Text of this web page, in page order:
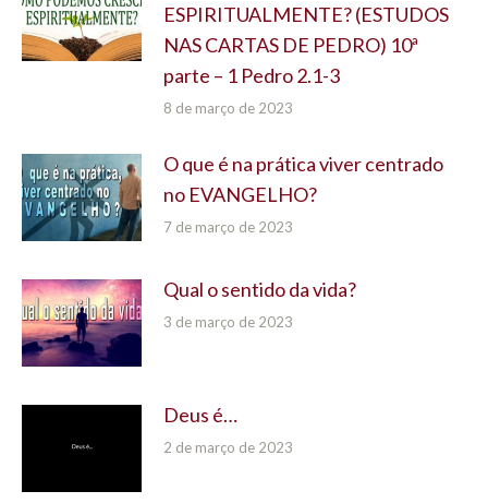
ESPIRITUALMENTE? (ESTUDOS
NAS CARTAS DE PEDRO) 10ª
parte – 1 Pedro 2.1-3
8 de março de 2023
O que é na prática viver centrado
no EVANGELHO?
7 de março de 2023
Qual o sentido da vida?
3 de março de 2023
Deus é…
2 de março de 2023